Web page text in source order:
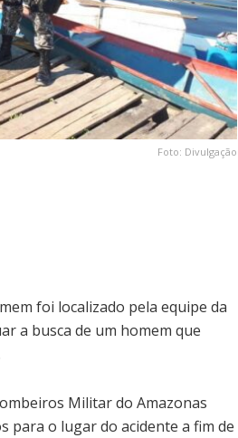
Foto: Divulgação
foi localizado pela equipe da
a busca de um homem que
Militar do Amazonas
para o lugar do acidente a fim de